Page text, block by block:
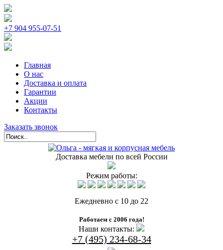
+7 904 955-07-51
Главная
О нас
Доставка и оплата
Гарантии
Акции
Контакты
Заказать звонок
Доставка мебели по всей России
Режим работы:
Ежедневно с 10 до 22
Работаем с 2006 года!
Наши контакты:
+7 (495) 234-68-34